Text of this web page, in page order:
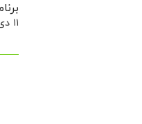
۱۱ دی, ۱۳۹۸